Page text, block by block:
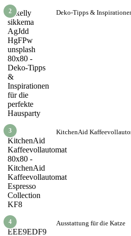
2 Deko-Tipps &
3 KitchenAid
4 Ausstattung für die Katze